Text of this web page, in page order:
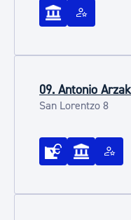
09. Antonio
San Lorentzo 8